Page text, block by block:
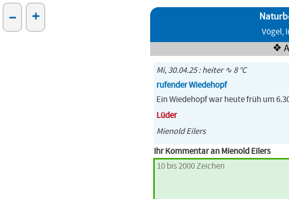
Vögel,
❖
Mi, 30.04.25 : heiter ∿ 8 °C
rufender Wiedehopf
Ein Wiedehopf war heute früh um
Lüder
Mienold Eilers
Ihr Kommentar an Mienold Eilers
– +